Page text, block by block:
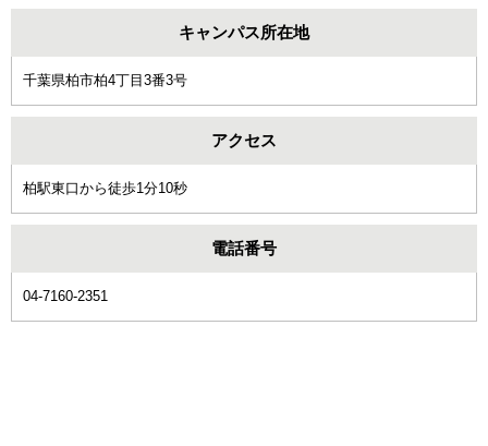
キャンパス所在地
千葉県柏市柏4丁目3番3号
アクセス
柏駅東口から徒歩1分10秒
電話番号
04-7160-2351